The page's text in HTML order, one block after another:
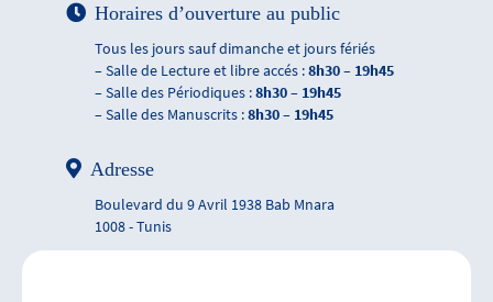
Horaires d’ouverture au public
Tous les jours sauf dimanche et jours fériés
– Salle de Lecture et libre accés :8h30 – 19h45
– Salle des Périodiques :8h30 – 19h45
– Salle des Manuscrits :8h30 – 19h45
Adresse
Boulevard du 9 Avril 1938 Bab Mnara
1008 - Tunis